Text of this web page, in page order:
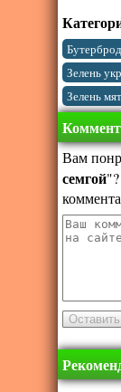
Зелень
Зелень
Вам
семгой